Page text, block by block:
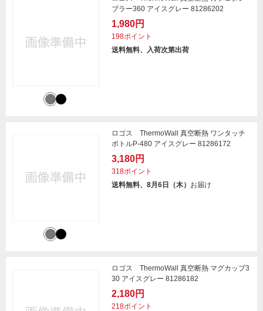
ブラー360 アイスグレー 81286202
1,980円
198ポイント
送料無料、入荷次第出荷
ロゴス ThermoWall 真空断熱 ワンタッチ
ボトルP-480 アイスグレー 81286172
3,180円
318ポイント
送料無料、8月6日（木） お届け
ロゴス ThermoWall 真空断熱 マグカップ3
30 アイスグレー 81286182
2,180円
218ポイント